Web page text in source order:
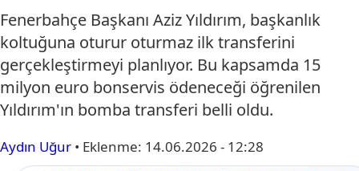
Fenerbahçe Başkanı Aziz Yıldırım, başkanlık
koltuğuna oturur oturmaz ilk transferini
gerçekleştirmeyi planlıyor. Bu kapsamda 15
milyon euro bonservis ödeneceği öğrenilen
Yıldırım'ın bomba transferi belli oldu.
Aydın Uğur • Eklenme: 14.06.2026 - 12:28